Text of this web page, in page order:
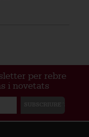
per rebre
i novetats